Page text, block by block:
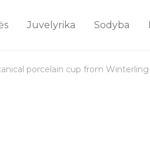
Juvelyrika Sodyba
porcelain cup from Winterling